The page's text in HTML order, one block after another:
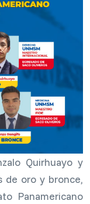
Quirhuayo y
de oro y bronce,
Panamericano